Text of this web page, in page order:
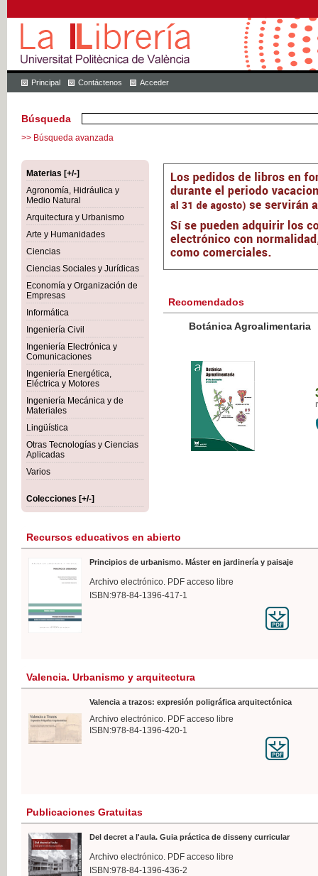
Principal Contáctenos Acceder
Búsqueda
>> Búsqueda avanzada
Materias [+/-]
Agronomía, Hidráulica y
Medio Natural
Arquitectura y Urbanismo
Arte y Humanidades
Ciencias
Ciencias Sociales y Jurídicas
Economía y Organización de
Empresas
Informática
Ingeniería Civil
Ingeniería Electrónica y
Comunicaciones
Ingeniería Energética,
Eléctrica y Motores
Ingeniería Mecánica y de
Materiales
Lingüística
Otras Tecnologías y Ciencias
Aplicadas
Varios
Colecciones [+/-]
Recomendados
Botánica Agroalimentaria
IVA
Recursos educativos en abierto
Principios de urbanismo. Máster en jardinería y paisaje
Archivo electrónico. PDF acceso libre
ISBN:978-84-1396-417-1
Valencia. Urbanismo y arquitectura
Valencia a trazos: expresión poligráfica arquitectónica
Archivo electrónico. PDF acceso libre
ISBN:978-84-1396-420-1
Publicaciones Gratuitas
Del decret a l'aula. Guia práctica de disseny curricular
Archivo electrónico. PDF acceso libre
ISBN:978-84-1396-436-2